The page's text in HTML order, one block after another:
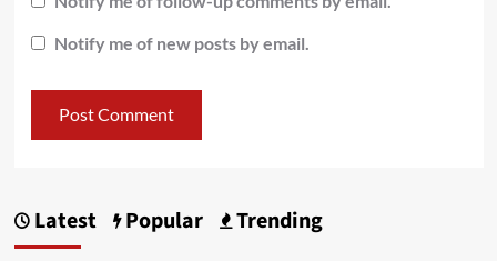
Notify me of new posts by email.
Latest Popular Trending